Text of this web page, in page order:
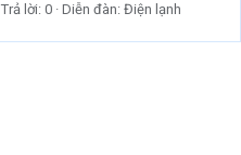
Trả lời: 0 Diễn đàn: Điện lạnh